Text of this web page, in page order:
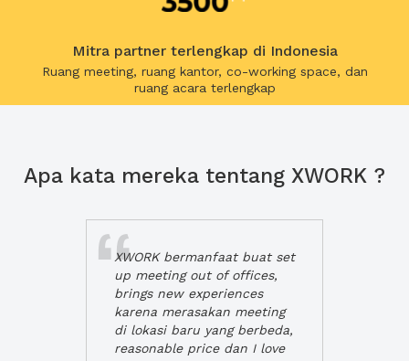
Mitra partner terlengkap di Indonesia
Ruang meeting, ruang kantor, co-working space, dan
ruang acara terlengkap
Apa kata mereka tentang XWORK ?
XWORK bermanfaat buat set
up meeting out of offices,
brings new experiences
karena merasakan meeting
di lokasi baru yang berbeda,
reasonable price dan I love